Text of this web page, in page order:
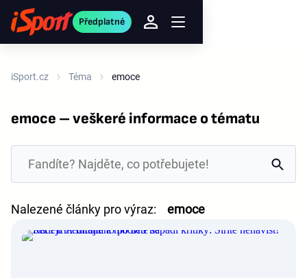
Předplatné
iSport.cz Téma emoce
emoce – veškeré informace o tématu
Nalezené články pro výraz: emoce